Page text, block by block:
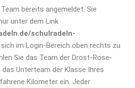
bereits angemeldet. Sie
unter dem Link
schulradeln-
im Login-Bereich oben rechts zu
Sie das Team der Drost-Rose-
das Unterteam der Klasse Ihres
Kilometer ein. Jeder